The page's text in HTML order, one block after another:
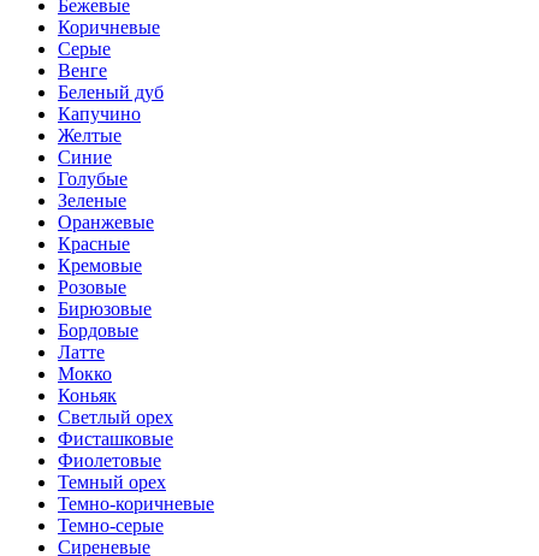
Бежевые
Коричневые
Серые
Венге
Беленый дуб
Капучино
Желтые
Синие
Голубые
Зеленые
Оранжевые
Красные
Кремовые
Розовые
Бирюзовые
Бордовые
Латте
Мокко
Коньяк
Светлый орех
Фисташковые
Фиолетовые
Темный орех
Темно-коричневые
Темно-серые
Сиреневые